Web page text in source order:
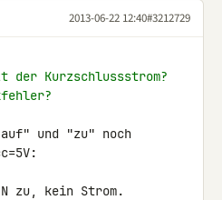
2013-06-22 12:40#3212729
der Kurzschlussstrom?
"auf" und "zu" noch
zu, kein Strom.